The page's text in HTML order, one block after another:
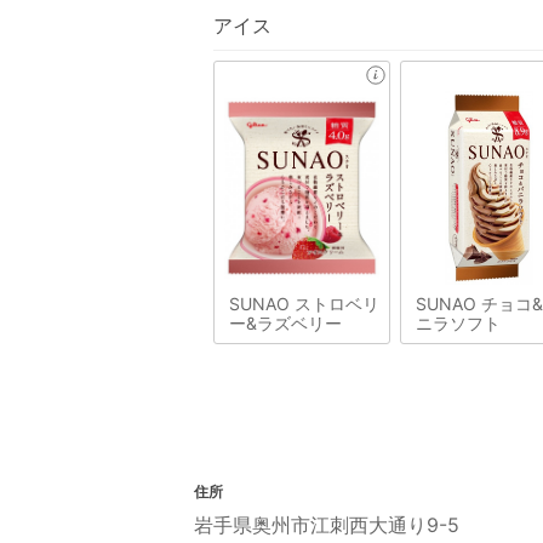
アイス
SUNAO ストロベリ
ー&ラズベリー
SUNAO チョコ
ニラソフト
住所
岩手県奥州市江刺西大通り9-5